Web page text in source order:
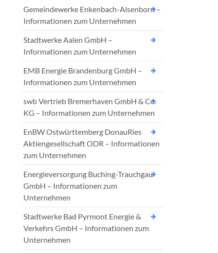
Gemeindewerke Enkenbach-Alsenborn –
Informationen zum Unternehmen
Stadtwerke Aalen GmbH –
Informationen zum Unternehmen
EMB Energie Brandenburg GmbH –
Informationen zum Unternehmen
swb Vertrieb Bremerhaven GmbH & Co.
KG – Informationen zum Unternehmen
EnBW Ostwürttemberg DonauRies
Aktiengesellschaft ODR – Informationen
zum Unternehmen
Energieversorgung Buching-Trauchgau
GmbH – Informationen zum
Unternehmen
Stadtwerke Bad Pyrmont Energie &
Verkehrs GmbH – Informationen zum
Unternehmen